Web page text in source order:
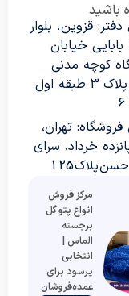
باشید
قزوین. بلوار
خیابان
کوچه مدنی
غربی پلاک 3 طبقه اول
تهران،
خرداد، سرای
پلاک 125
مرکز فروش
انواع پتو گل
برجسته
الماس |
انتخابی
پرسود برای
عمده‌فروشان